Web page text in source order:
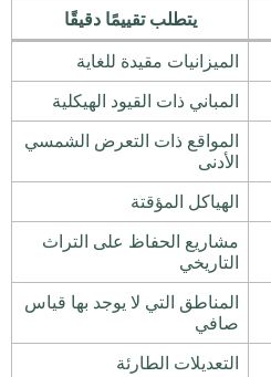
يتطلب تقييمًا دقيقًا
الميزانيات مقيدة للغاية
المباني ذات القيود الهيكلية
المواقع ذات التعرض الشمسي
الأدنى
الهياكل المؤقتة
مشاريع الحفاظ على التراث
التاريخي
المناطق التي لا يوجد بها قياس
صافي
التعديلات الطارئة